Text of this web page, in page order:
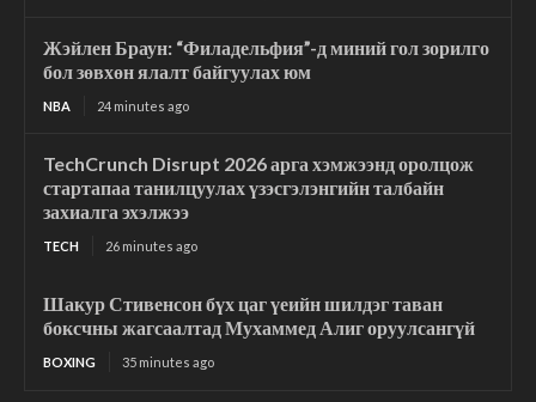
Жэйлен Браун: “Филадельфия”-д миний гол зорилго
бол зөвхөн ялалт байгуулах юм
NBA 24 minutes ago
TechCrunch Disrupt 2026 арга хэмжээнд оролцож
стартапаа танилцуулах үзэсгэлэнгийн талбайн
захиалга эхэлжээ
TECH 26 minutes ago
Шакур Стивенсон бүх цаг үеийн шилдэг таван
боксчны жагсаалтад Мухаммед Алиг оруулсангүй
BOXING 35 minutes ago